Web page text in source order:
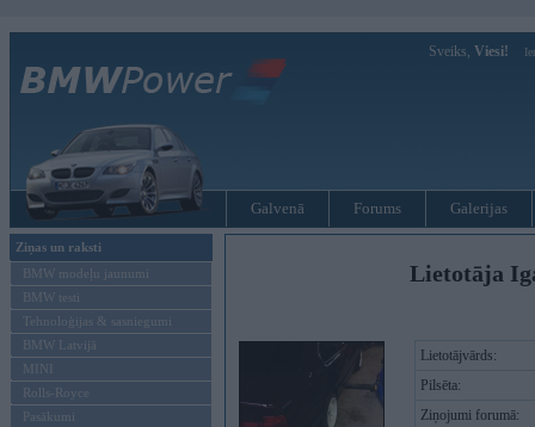
Sveiks, Viesi!
Galvenā Forums Galerijas
Ziņas un raksti
BMW modeļu jaunumi
BMW testi
Tehnoloģijas & sasniegumi
BMW Latvijā
MINI
Rolls-Royce
Pasākumi
Lietotāja
Lietotājvārds:
Pilsēta:
Ziņojumi forumā: